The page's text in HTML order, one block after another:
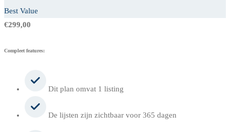
Best Value
€299,00
Compleet features:
Dit plan omvat 1 listing
De lijsten zijn zichtbaar voor 365 dagen